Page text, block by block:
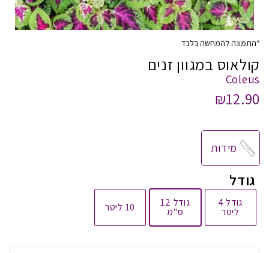
*התמונה להמחשה בלבד
גודל
גודל 4
ליטר
גודל 12
ס"מ 10 ליטר
מידות
קולאוס במגוון זנים
Coleus
₪12.90